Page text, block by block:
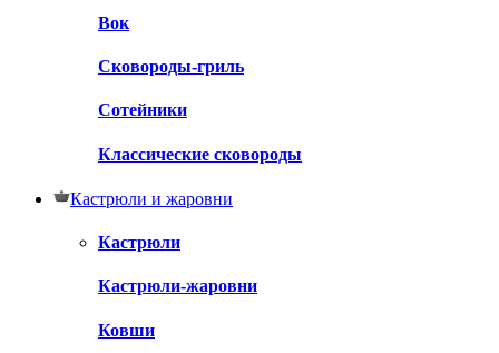
Вок
Сковороды-гриль
Сотейники
Классические сковороды
Кастрюли и жаровни
Кастрюли
Кастрюли-жаровни
Ковши